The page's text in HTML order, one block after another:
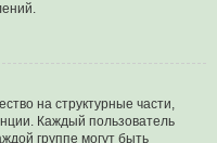
на структурные части,
Каждый пользователь
группе могут быть